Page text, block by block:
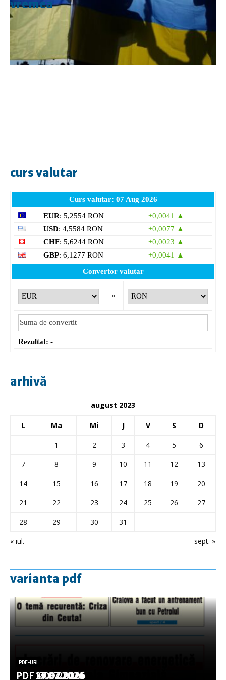
vremea
curs valutar
Curs valutar: 07 Aug 2026
EUR: 5,2554 RON
+0,0041 ▲
USD: 4,5584 RON
+0,0077 ▲
CHF: 5,6244 RON
+0,0023 ▲
GBP: 6,1277 RON
+0,0041 ▲
Convertor valutar
»
Rezultat: -
arhivă
august 2023
L Ma Mi J V S D
« iul. sept. »
1 2 3 4 5
6
7
8 9 10 11 12
13
14
15 16 17 18 19
20
21
22 23 24 25 26
27
28
29 30 31
varianta pdf
PDF-URI
PDF 3.08.2026
PDF-URI
PDF 29.07.2026
PDF-URI
PDF 27.07.2026
PDF-URI
PDF 17.07.2026
PDF-URI
PDF 14.07.2026